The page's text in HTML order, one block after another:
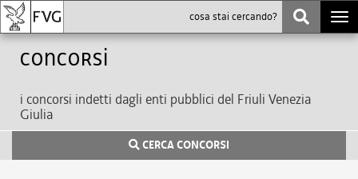
Concorsi
i concorsi indetti dagli enti pubblici del Friuli Venezia
Giulia
CERCA CONCORSI